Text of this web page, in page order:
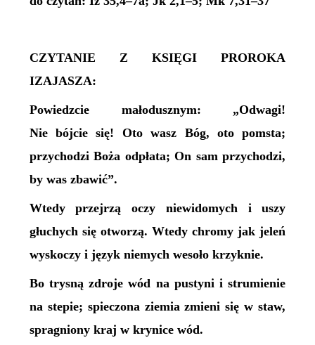
CZYTANIE Z KSIĘGI PROROKA
IZAJASZA:
Powiedzcie małodusznym: „Odwagi!
Nie bójcie się! Oto wasz Bóg, oto pomsta;
przychodzi Boża odpłata; On sam przychodzi,
by was zbawić”.
Wtedy przejrzą oczy niewidomych i uszy
głuchych się otworzą. Wtedy chromy jak jeleń
wyskoczy i język niemych wesoło krzyknie.
Bo trysną zdroje wód na pustyni i strumienie
na stepie; spieczona ziemia zmieni się w staw,
spragniony kraj w krynice wód.